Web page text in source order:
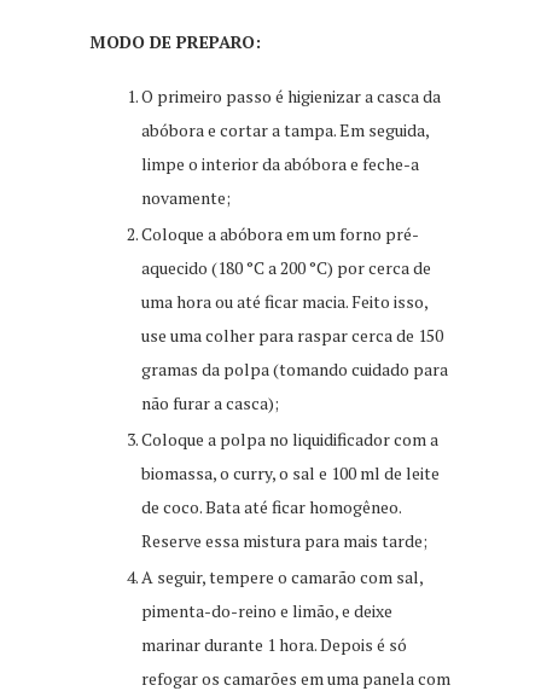
MODO DE PREPARO:
O primeiro passo é higienizar a casca da
abóbora e cortar a tampa. Em seguida,
limpe o interior da abóbora e feche-a
novamente;
Coloque a abóbora em um forno pré-
aquecido (180 °C a 200 °C) por cerca de
uma hora ou até ficar macia. Feito isso,
use uma colher para raspar cerca de 150
gramas da polpa (tomando cuidado para
não furar a casca);
Coloque a polpa no liquidificador com a
biomassa, o curry, o sal e 100 ml de leite
de coco. Bata até ficar homogêneo.
Reserve essa mistura para mais tarde;
A seguir, tempere o camarão com sal,
pimenta-do-reino e limão, e deixe
marinar durante 1 hora. Depois é só
refogar os camarões em uma panela com